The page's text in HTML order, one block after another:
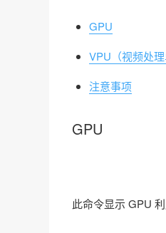
GPU
VPU（视频处理
注意事项
GPU
此命令显示 GPU